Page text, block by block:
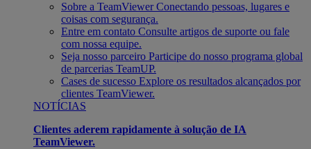
Sobre a TeamViewer Conectando pessoas, lugares e
coisas com segurança.
Entre em contato Consulte artigos de suporte ou fale
com nossa equipe.
Seja nosso parceiro Participe do nosso programa global
de parcerias TeamUP.
Cases de sucesso Explore os resultados alcançados por
clientes TeamViewer.
NOTÍCIAS
Clientes aderem rapidamente à solução de IA
TeamViewer.